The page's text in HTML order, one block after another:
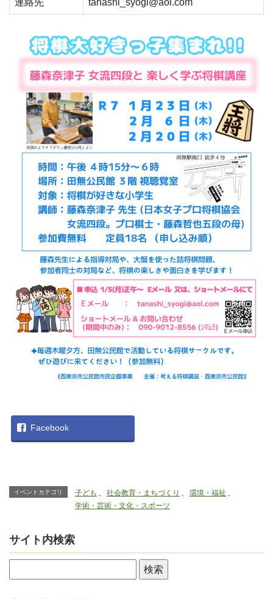
Facebook
イベントカテゴリ 子ども 、 社会教育・まちづくり 、 環境・福祉 、
学術・芸術・文化・スポーツ
サイト内検索